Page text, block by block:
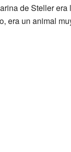
de Steller
era un animal